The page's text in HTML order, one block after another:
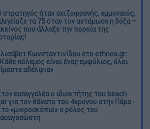
στρατηγός ήταν σχιζοφρενής, εμμονικός,
τα 75 όταν τον αντάμωσε η δόξα –
που άλλαξε την πορεία της
Κωνσταντινίδου στο ethnos.gr:
πόλεμος είναι ένας εμφύλιος, όλοι
αδέλφια»
εισαγγελέα ο ιδιοκτήτης του beach
για τον θάνατο του 4χρονου στην Πάρο -
«μικροσκόπιο» ο ρόλος του